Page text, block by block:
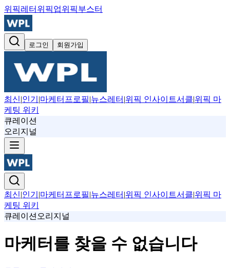
위픽레터 위픽업위픽부스터
로그인 회원가입
최신|인기 |마케터프로필|뉴스레터 |위픽 인사이트서클|위픽 마
케팅 위키
큐레이션
오리지널
최신|인기 |마케터프로필|뉴스레터 |위픽 인사이트서클|위픽 마
케팅 위키
큐레이션 오리지널
마케터를 찾을 수 없습니다